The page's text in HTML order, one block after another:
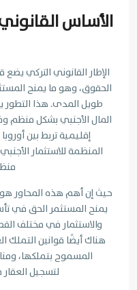
الأساس
الإطار القانوني التركي
الحقوق، وهو ما يمنح
طويل المدى. هذا التطور
المال الأجنبي بشكل منظم
إقليمية تربط بين
المنظمة للاستثمار
حيث إن أهم هذه المحاور هو
يمنح المستثمر الحق في
والاستثمار في مختلف
هناك أيضًا قوانين التملك
المسموح بتملكها،
لتسجيل